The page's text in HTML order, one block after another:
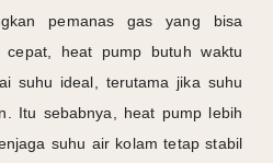
pemanas gas yang bisa
cepat, heat pump butuh waktu
suhu ideal, terutama jika suhu
Itu sebabnya, heat pump lebih
suhu air kolam tetap stabil